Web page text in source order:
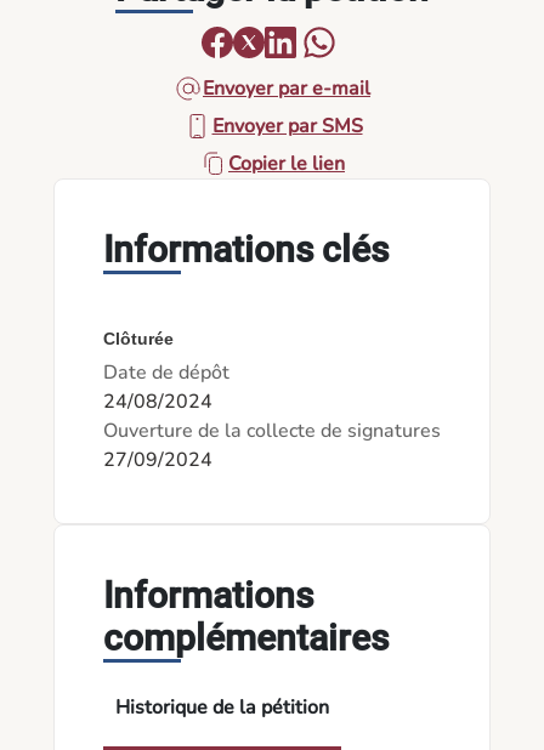
Envoyer par e-mail
Envoyer par SMS
Copier le lien
Informations clés
Clôturée
Date de dépôt
24/08/2024
Ouverture de la collecte de signatures
27/09/2024
Informations
complémentaires
Historique de la pétition